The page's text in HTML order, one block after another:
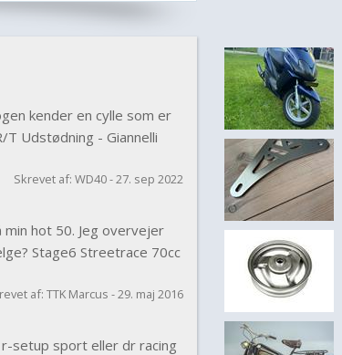
kender en cylle som er
Udstødning - Giannelli
Skrevet af: WD40 - 27. sep 2022
hot 50. Jeg overvejer
Stage6 Streetrace 70cc
af: TTK Marcus - 29. maj 2016
setup sport eller dr racing